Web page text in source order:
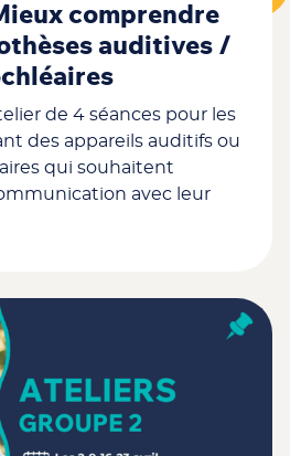
comprendre
auditives /
de 4 séances pour les
des appareils auditifs ou
qui souhaitent
avec leur